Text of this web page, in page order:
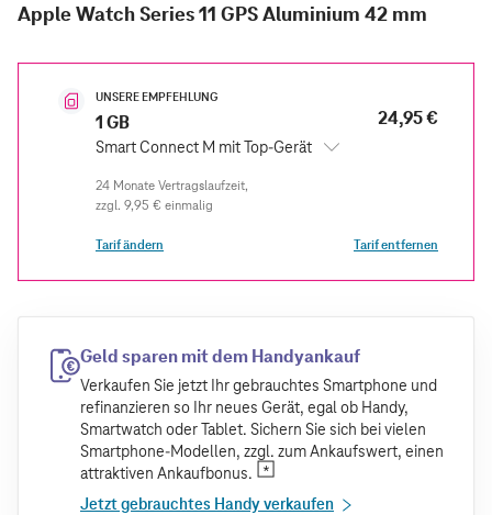
Apple Watch Series 11 GPS Aluminium 42 mm
UNSERE EMPFEHLUNG
1 GB
Smart Connect M mit Top-Gerät
24,95 €
zzgl. 9,95 € einmalig
Tarif ändern Tarif entfernen
Geld sparen mit dem Handyankauf
Verkaufen Sie jetzt Ihr gebrauchtes Smartphone und
refinanzieren so Ihr neues Gerät, egal ob Handy,
Smartwatch oder Tablet. Sichern Sie sich bei vielen
Smartphone-Modellen, zzgl. zum Ankaufswert, einen
attraktiven Ankaufbonus.
Jetzt gebrauchtes Handy verkaufen